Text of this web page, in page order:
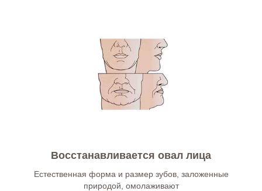
Восстанавливается овал лица
Естественная форма и размер зубов, заложенные
природой, омолаживают